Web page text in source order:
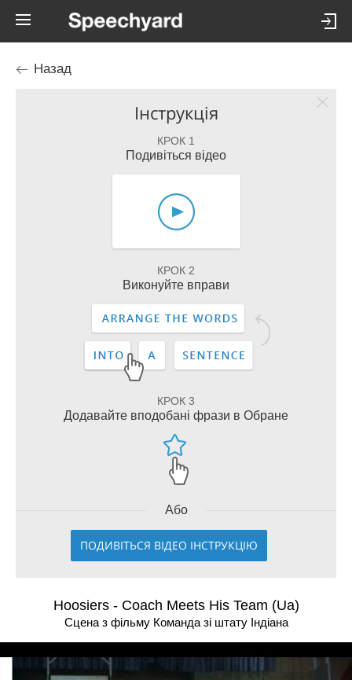
Назад
Інструкція
КРОК 1
Подивіться відео
КРОК 2
Виконуйте вправи
КРОК 3
Додавайте вподобані фрази в Обране
Або
ПОДИВІТЬСЯ ВІДЕО ІНСТРУКЦІЮ
Hoosiers - Coach Meets His Team (Ua)
Сцена з фільму Команда зі штату Індіана